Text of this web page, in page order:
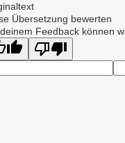
Übersetzung bewerten
Feedback können